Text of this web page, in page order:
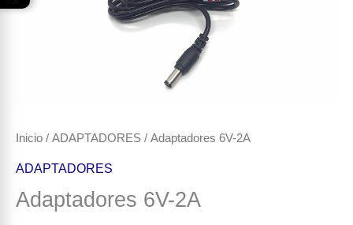
Inicio / ADAPTADORES / Adaptadores 6V-2A
ADAPTADORES
Adaptadores 6V-2A